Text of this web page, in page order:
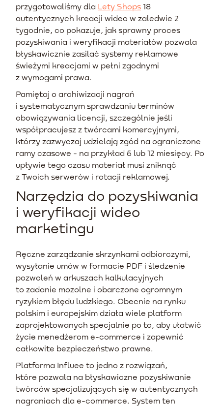
przygotowaliśmy dla Lety Shops 18
autentycznych kreacji wideo w zaledwie 2
tygodnie, co pokazuje, jak sprawny proces
pozyskiwania i weryfikacji materiałów pozwala
błyskawicznie zasilać systemy reklamowe
świeżymi kreacjami w pełni zgodnymi
z wymogami prawa.
Pamiętaj o archiwizacji nagrań
i systematycznym sprawdzaniu terminów
obowiązywania licencji, szczególnie jeśli
współpracujesz z twórcami komercyjnymi,
którzy zazwyczaj udzielają zgód na ograniczone
ramy czasowe - na przykład 6 lub 12 miesięcy. Po
upływie tego czasu materiał musi zniknąć
z Twoich serwerów i rotacji reklamowej.
Narzędzia do pozyskiwania
i weryfikacji wideo
marketingu
Ręczne zarządzanie skrzynkami odbiorczymi,
wysyłanie umów w formacie PDF i śledzenie
pozwoleń w arkuszach kalkulacyjnych
to zadanie mozolne i obarczone ogromnym
ryzykiem błędu ludzkiego. Obecnie na rynku
polskim i europejskim działa wiele platform
zaprojektowanych specjalnie po to, aby ułatwić
życie menedżerom e-commerce i zapewnić
całkowite bezpieczeństwo prawne.
Platforma Influee to jedno z rozwiązań,
które pozwala na błyskawiczne pozyskiwanie
twórców specjalizujących się w autentycznych
nagraniach dla e-commerce. System ten